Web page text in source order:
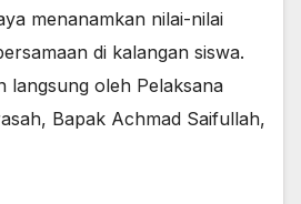
menanamkan nilai-nilai
di kalangan siswa.
langsung oleh Pelaksana
Bapak Achmad Saifullah,